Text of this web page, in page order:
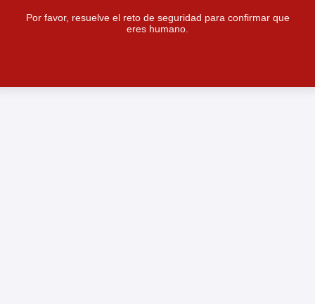
Por favor, resuelve el reto de seguridad para confirmar que
eres humano.